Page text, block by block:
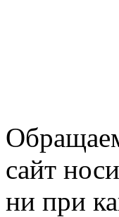
сайт
ни при